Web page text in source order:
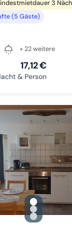
3
(5 Gäste)
+ 22 weitere
17,12 €
& Person
Zu Slide 1
Zu Slide 2
Zu Slide 3